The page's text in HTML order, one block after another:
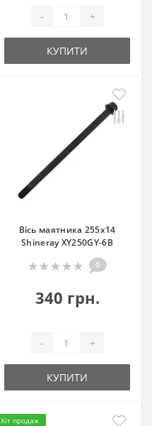
- +
КУПИТИ
Вісь маятника 255x14
Shineray XY250GY-6B
0
340 грн.
- +
КУПИТИ
Хіт продаж